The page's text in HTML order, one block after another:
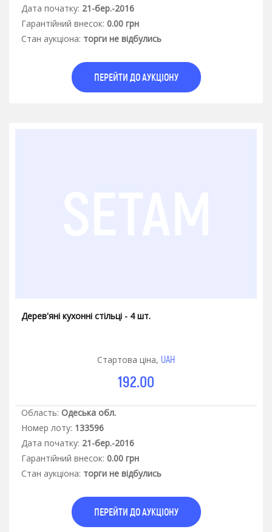
Дата початку: 21-бер.-2016
Гарантiйний внесок: 0.00 грн
Стан аукцiона: торги не відбулись
ПЕРЕЙТИ ДО АУКЦІОНУ
Дерев'яні кухонні стільці - 4 шт.
Стартова ціна, UAH
192.00
Область: Одеська обл.
Номер лоту: 133596
Дата початку: 21-бер.-2016
Гарантiйний внесок: 0.00 грн
Стан аукцiона: торги не відбулись
ПЕРЕЙТИ ДО АУКЦІОНУ